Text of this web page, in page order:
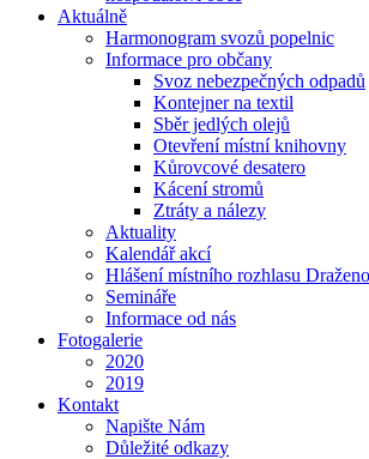
Aktuálně
Harmonogram svozů popelnic
Informace pro občany
Svoz nebezpečných odpadů
Kontejner na textil
Sběr jedlých olejů
Otevření místní knihovny
Kůrovcové desatero
Kácení stromů
Ztráty a nálezy
Aktuality
Kalendář akcí
Hlášení místního rozhlasu
Semináře
Informace od nás
Fotogalerie
2020
2019
Kontakt
Napište Nám
Důležité odkazy